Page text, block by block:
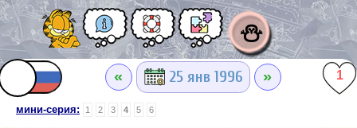
⛄
« 25 янв 1996 » 1
мини-серия: 1 2 3 4 5 6